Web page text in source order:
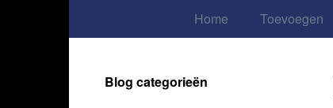
Home Toevoegen
Blog categorieën